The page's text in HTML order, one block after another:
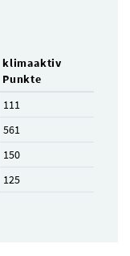
klimaaktiv
Punkte
111
561
150
125